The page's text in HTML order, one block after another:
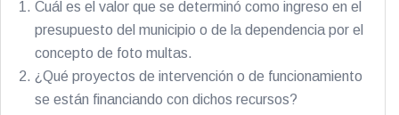
Cuál es el valor que se determinó como ingreso en el
presupuesto del municipio o de la dependencia por el
concepto de foto multas.
¿Qué proyectos de intervención o de funcionamiento
se están financiando con dichos recursos?